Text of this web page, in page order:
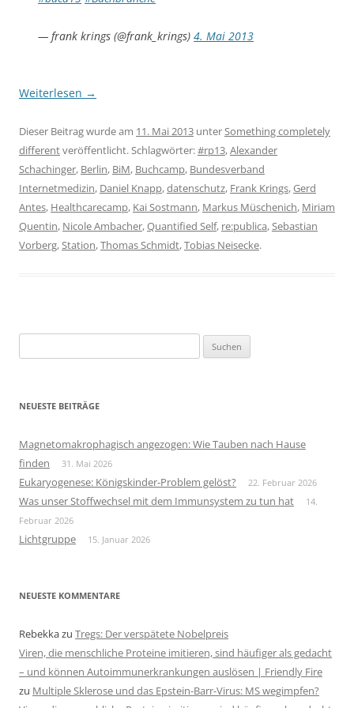
— frank krings (@frank_krings) 4. Mai 2013
Weiterlesen →
Dieser Beitrag wurde am 11. Mai 2013 unterSomething completely
differentveröffentlicht. Schlagwörter:#rp13,Alexander
Schachinger, Berlin, BiM, Buchcamp, Bundesverband
Internetmedizin, Daniel Knapp,datenschutz, Frank Krings,Gerd
Antes, Healthcarecamp, Kai Sostmann, Markus Müschenich, Miriam
Quentin, Nicole Ambacher,Quantified Self, re:publica,Sebastian
Vorberg,Station,Thomas Schmidt,Tobias Neisecke.
nach:
NEUESTE BEITRÄGE
Magnetomakrophagisch angezogen: Wie Tauben nach Hause
finden
31. Mai 2026
Eukaryogenese: Königskinder-Problem gelöst? 22. Februar 2026
Was unser Stoffwechsel mit dem Immunsystem zu tun hat
14.
Februar 2026
Lichtgruppe 15. Januar 2026
NEUESTE KOMMENTARE
Rebekkazu Tregs: Der verspätete Nobelpreis
Viren, die menschliche Proteine imitieren, sind häufiger als gedacht
– und können Autoimmunerkrankungen auslösen | Friendly Fire
zu Multiple Sklerose und das Epstein-Barr-Virus: MS wegimpfen?